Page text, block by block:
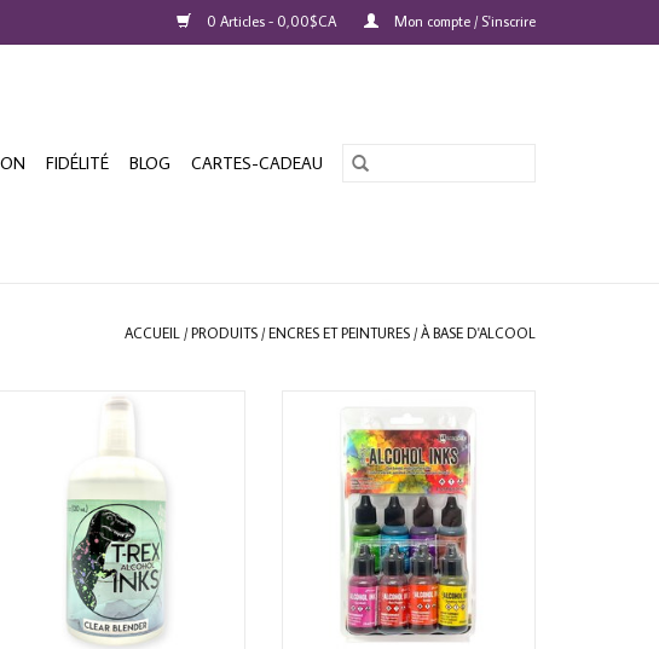
0 Articles - 0,00$CA Mon compte / S'inscrire
FIDÉLITÉ BLOG CARTES-CADEAU
ACCUEIL /PRODUITS /ENCRES ET PEINTURES /À BASE D'ALCOOL
T-REX ALCOHOL INK CLEAR
SPECTRUM BRIGHT 8/PK
AJOUTER AU PANIER